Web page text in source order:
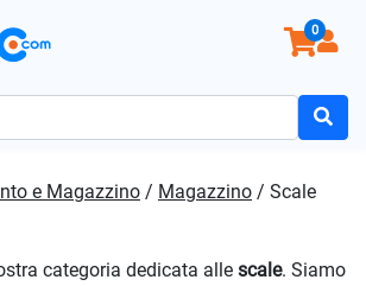
0
e Magazzino / Magazzino / Scale
categoria dedicata alle scale. Siamo